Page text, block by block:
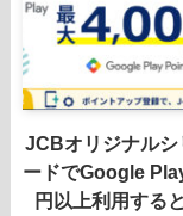
JCBオリジナルシ
ードでGoogle
円以上利用する